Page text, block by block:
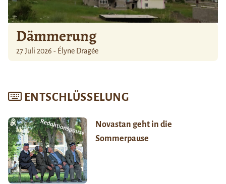
Dämmerung
27 Juli 2026 - Élyne Dragée
ENTSCHLÜSSELUNG
Novastan geht in die
Sommerpause